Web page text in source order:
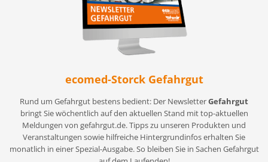
ecomed-Storck Gefahrgut
Rund um Gefahrgut bestens bedient: Der NewsletterGefahrgut
bringt Sie wöchentlich auf den aktuellen Stand mit top-aktuellen
Meldungen von gefahrgut.de. Tipps zu unseren Produkten und
Veranstaltungen sowie hilfreiche Hintergrundinfos erhalten Sie
monatlich in einer Spezial-Ausgabe. So bleiben Sie in Sachen Gefahrgut